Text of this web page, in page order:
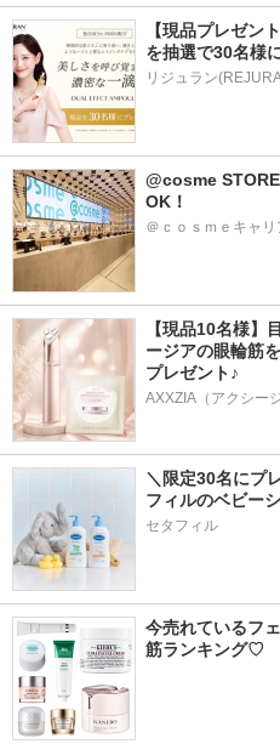
【現品プレゼン
を抽選で30名様
リジュラン
@cosme
OK！
＠ｃｏｓｍｅキャリ
【現品10名様】
ージアの眼輪筋
プレゼント♪
AXXZIA（アクシージ
＼限定30名にプ
フィルのベビー
セタフィル
今売れているフ
筋ランキング♡